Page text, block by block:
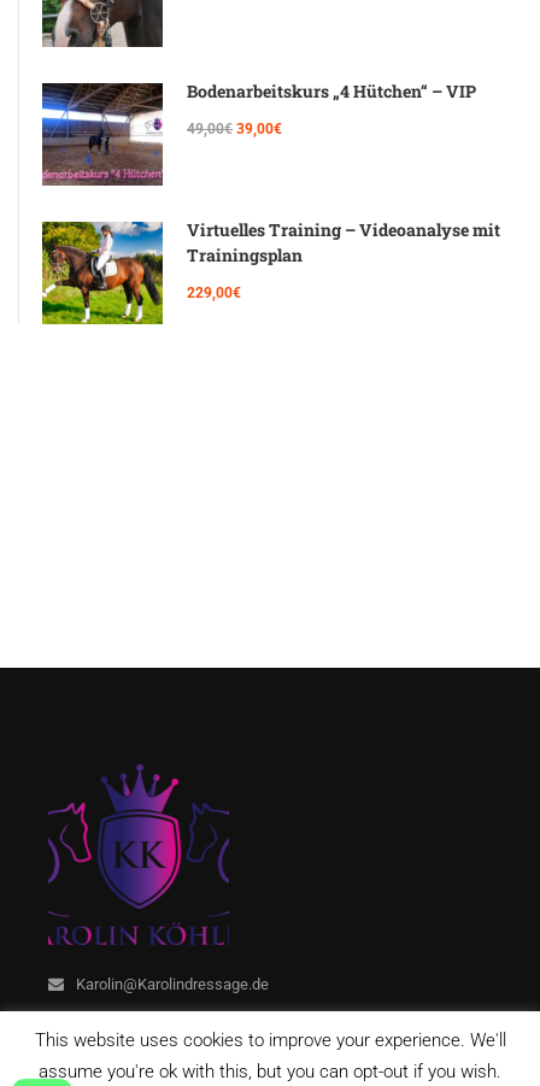
Bodenarbeitskurs „4 Hütchen“ – VIP
49,00€ 39,00€
Virtuelles Training – Videoanalyse mit
Trainingsplan
229,00€
Karolin@Karolindressage.de
This website uses cookies to improve your experience. We'll
assume you're ok with this, but you can opt-out if you wish.